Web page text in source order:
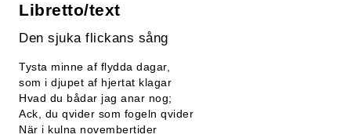
Libretto/text
Den sjuka flickans sång
Tysta minne af flydda dagar,
som i djupet af hjertat klagar
Hvad du bådar jag anar nog;
Ack, du qvider som fogeln qvider
När i kulna novembertider